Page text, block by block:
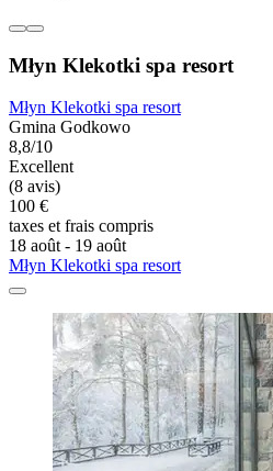
Młyn Klekotki spa resort
Młyn Klekotki spa resort
Gmina Godkowo
8,8/10
Excellent
(8 avis)
100 €
taxes et frais compris
18 août - 19 août
Młyn Klekotki spa resort